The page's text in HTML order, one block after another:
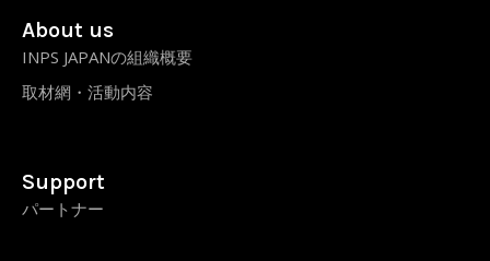
About us
INPS JAPANの組織概要
取材網・活動内容
Support
パートナー